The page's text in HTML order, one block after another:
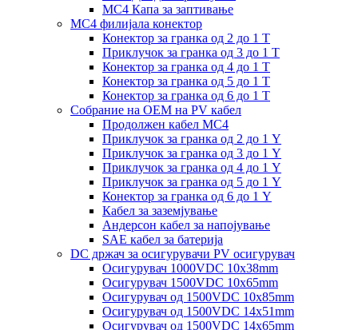
MC4 Капа за заптивање
MC4 филијала конектор
Конектор за гранка од 2 до 1 Т
Приклучок за гранка од 3 до 1 Т
Конектор за гранка од 4 до 1 Т
Конектор за гранка од 5 до 1 Т
Конектор за гранка од 6 до 1 Т
Собрание на ОЕМ на PV кабел
Продолжен кабел MC4
Приклучок за гранка од 2 до 1 Y
Приклучок за гранка од 3 до 1 Y
Приклучок за гранка од 4 до 1 Y
Приклучок за гранка од 5 до 1 Y
Конектор за гранка од 6 до 1 Y
Кабел за заземјување
Андерсон кабел за напојување
SAE кабел за батерија
DC држач за осигурувачи PV осигурувач
Осигурувач 1000VDC 10x38mm
Осигурувач 1500VDC 10x65mm
Осигурувач од 1500VDC 10x85mm
Осигурувач од 1500VDC 14x51mm
Осигурувач од 1500VDC 14x65mm